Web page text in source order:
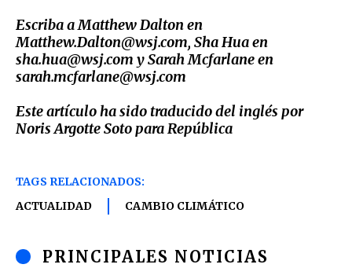
Escriba a Matthew Dalton en
Matthew.Dalton@wsj.com, Sha Hua en
sha.hua@wsj.com y Sarah Mcfarlane en
sarah.mcfarlane@wsj.com
Este artículo ha sido traducido del inglés por
Noris Argotte Soto para República
TAGS RELACIONADOS:
ACTUALIDAD
CAMBIO CLIMÁTICO
PRINCIPALES NOTICIAS